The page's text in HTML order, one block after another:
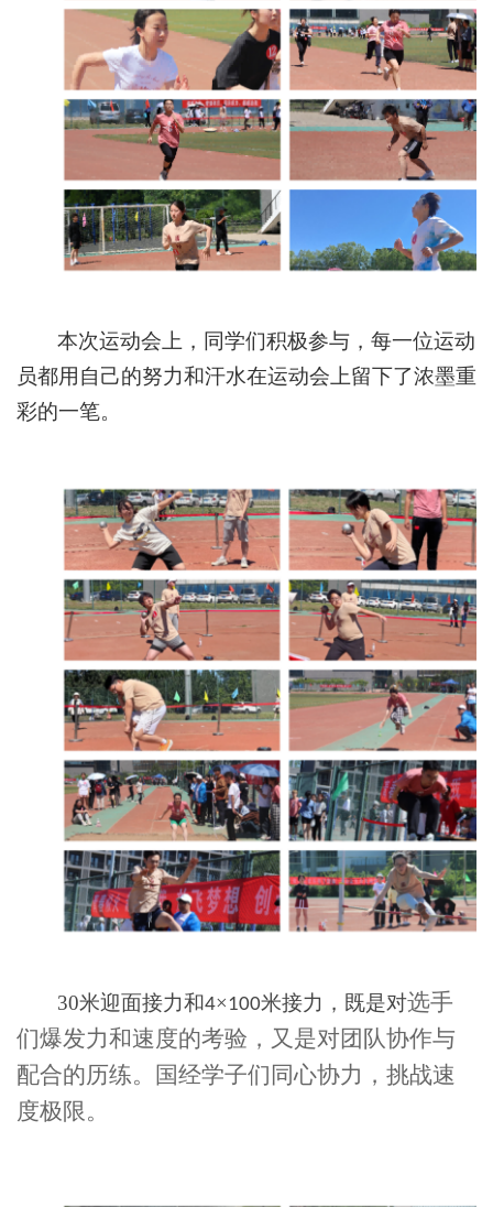
本次运动会上，同学们积极参与，每一位运动
员都用自己的努力和汗水在运动会上留下了浓墨重
彩的一笔。
30米迎面接力和4× 100米接力，既是对选手
们爆发力和速度的考验，又是对团队协作与
配合的历练。国经学子们同心协力，挑战速
度极限。